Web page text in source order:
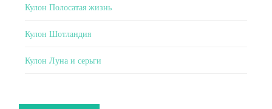
Кулон Полосатая жизнь
Кулон Шотландия
Кулон Луна и серьги